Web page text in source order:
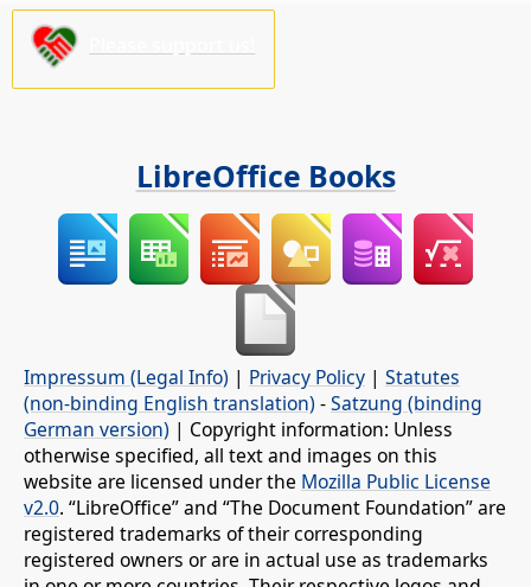
LibreOffice Books
Impressum (Legal Info) | Privacy Policy | Statutes
(non-binding English translation) -Satzung (binding
German version) | Copyright information: Unless
otherwise specified, all text and images on this
website are licensed under the Mozilla Public License
v2.0. “LibreOffice” and “The Document Foundation” are
registered trademarks of their corresponding
registered owners or are in actual use as trademarks